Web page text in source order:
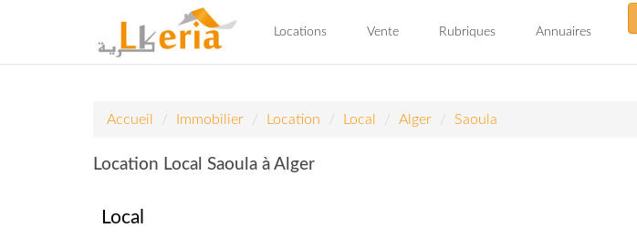
Locations Vente Rubriques Annuaires
Accueil Immobilier Location Local Alger Saoula
Location Local Saoula à Alger
Local